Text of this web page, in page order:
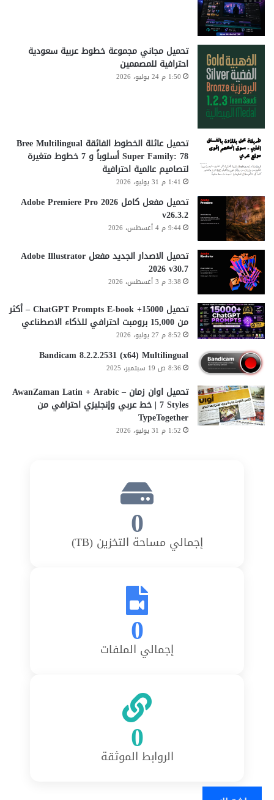
تحميل مجاني مجموعة خطوط عربية سعودية
احترافية للمصممين
1:50 م 24 يوليو، 2026
تحميل عائلة الخطوط الفائقة Bree Multilingual
Super Family: 78 أسلوباً و 7 خطوط متغيرة
لتصاميم عالمية احترافية
1:41 م 31 يوليو، 2026
تحميل مفعل كامل Adobe Premiere Pro 2026
v26.3.2
9:44 م 4 أغسطس، 2026
تحميل الاصدار الجديد مفعل Adobe Illustrator
2026 v30.7
3:38 م 3 أغسطس، 2026
تحميل 15000+ ChatGPT Prompts E-book – أكثر
من 15,000 برومبت احترافي للذكاء الاصطناعي
8:52 م 27 يوليو، 2026
Bandicam 8.2.2.2531 (x64) Multilingual
8:36 ص 19 سبتمبر، 2025
تحميل اوان زمان AwanZaman Latin + Arabic –
7 Styles | خط عربي وإنجليزي احترافي من
TypeTogether
1:52 م 31 يوليو، 2026
0
إجمالي مساحة التخزين (TB)
0
إجمالي الملفات
0
الروابط الموثقة